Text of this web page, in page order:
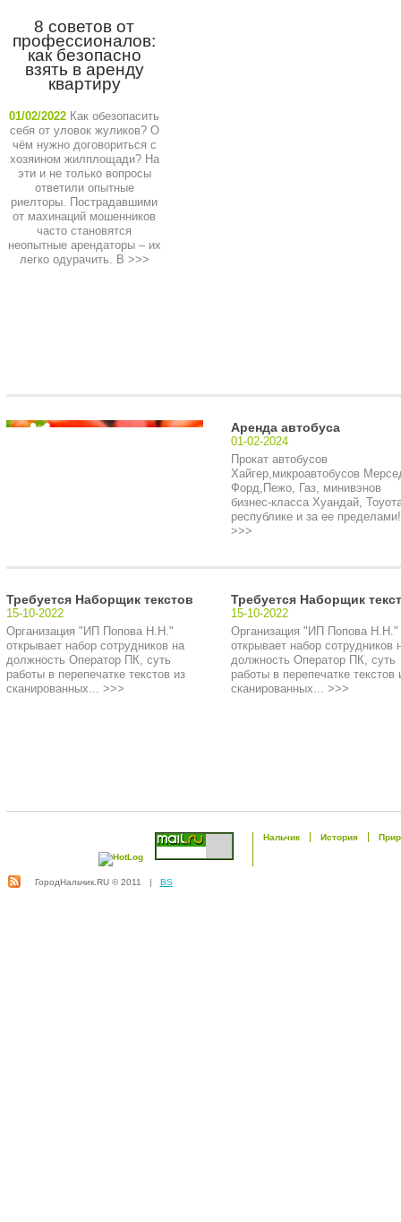
8 cоветов от
профессионалов:
как безопасно
взять в аренду
квартиру
01/02/2022 Как обезопасить
себя от уловок жуликов? О
чём нужно договориться с
хозяином жилплощади? На
эти и не только вопросы
ответили опытные
риелторы. Пострадавшими
от махинаций мошенников
часто становятся
неопытные арендаторы – их
легко одурачить. В >>>
Аренда автобуса
01-02-2024
Прокат автобусов
Хайгер,микроавтобусов
Форд,Пежо, Газ, минивэнов
бизнес-класса Хуандай,
республике и за ее
>>>
Требуется Наборщик текстов
15-10-2022
Организация "ИП Попова Н.Н."
открывает набор сотрудников на
должность Оператор ПК, суть
работы в перепечатке текстов из
сканированных... >>>
Требуется Наборщик
15-10-2022
Организация "ИП Попова Н.Н."
открывает набор сотрудников
должность Оператор ПК, суть
работы в перепечатке текстов
сканированных... >>>
Нальчик История
ГородНальчик.RU © 2011 | BS